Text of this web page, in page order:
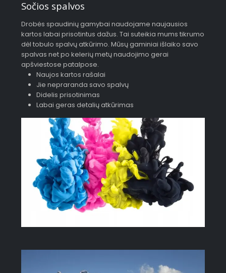
Sočios spalvos
Drobės spaudinių gamybai naudojame naujausios
kartos labai prisotintus dažus. Tai suteikia mums tikrumo
dėl tobulo spalvų atkūrimo. Mūsų gaminiai išlaiko savo
spalvas net po kelerių metų naudojimo gerai
apšviestose patalpose.
Naujos kartos rašalai
Jie nepraranda savo spalvų
Didelis prisotinimas
Labai geras detalių atkūrimas